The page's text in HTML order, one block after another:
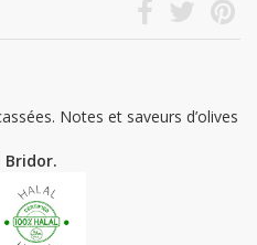
Notes et saveurs d’olives
Bridor.